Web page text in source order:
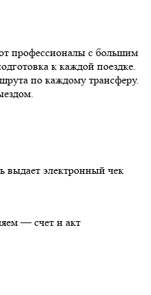
профессионалы с большим
к каждой поездке.
по каждому трансферу.
выдает электронный чек
— счет и акт